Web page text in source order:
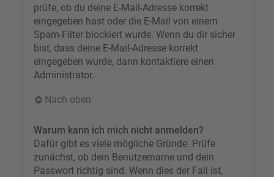
prüfe, ob du deine E-Mail-Adresse korrekt
eingegeben hast oder die E-Mail von einem
Spam-Filter blockiert wurde. Wenn du dir sicher
bist, dass deine E-Mail-Adresse korrekt
eingegeben wurde, dann kontaktiere einen
Administrator.
Nach oben
Warum kann ich mich nicht anmelden?
Dafür gibt es viele mögliche Gründe. Prüfe
zunächst, ob dein Benutzername und dein
Passwort richtig sind. Wenn dies der Fall ist,